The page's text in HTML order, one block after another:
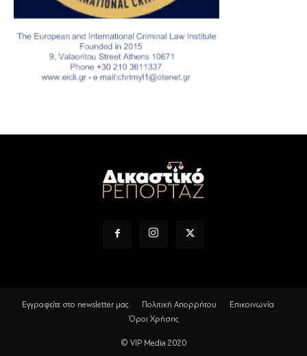
Εγγραφείτε στο newsletter μας Πολιτική Απορρήτου
Επικοινωνία
Όροι Χρήσης
© VIP Media 2020